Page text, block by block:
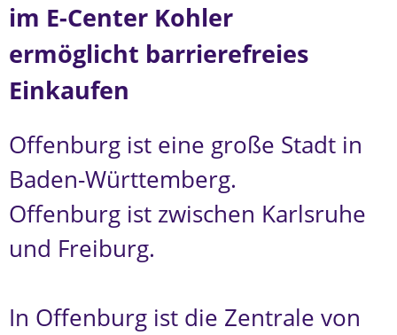
im E-Center Kohler
ermöglicht barrierefreies
Einkaufen
Offenburg ist eine große Stadt in
Baden-Württemberg.
Offenburg ist zwischen Karlsruhe
und Freiburg.
In Offenburg ist die Zentrale von